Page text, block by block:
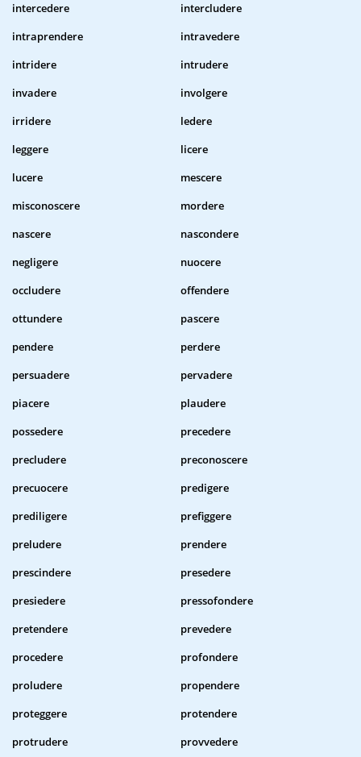
intercedere
intercludere
intraprendere
intravedere
intridere
intrudere
invadere
involgere
irridere
ledere
leggere
licere
lucere
mescere
misconoscere
mordere
nascere
nascondere
negligere
nuocere
occludere
offendere
ottundere
pascere
pendere
perdere
persuadere
pervadere
piacere
plaudere
possedere
precedere
precludere
preconoscere
precuocere
predigere
prediligere
prefiggere
preludere
prendere
prescindere
presedere
presiedere
pressofondere
pretendere
prevedere
procedere
profondere
proludere
propendere
proteggere
protendere
protrudere
provvedere